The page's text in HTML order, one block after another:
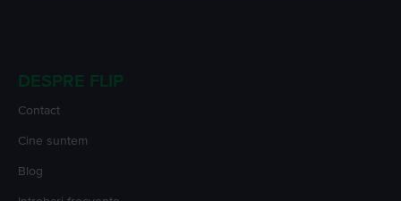
DESPRE FLIP
Contact
Cine suntem
Blog